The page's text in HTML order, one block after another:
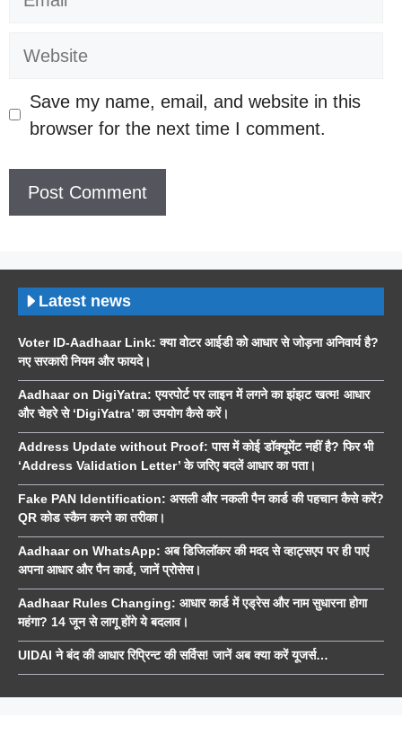
Website
Save my name, email, and website in this
browser for the next time I comment.
Latest news
Voter ID-Aadhaar Link: क्या वोटर आईडी को आधार से जोड़ना अनिवार्य है?
नए सरकारी नियम और फायदे।
Aadhaar on DigiYatra: एयरपोर्ट पर लाइन में लगने का झंझट खत्म! आधार
और चेहरे से ‘DigiYatra’ का उपयोग कैसे करें।
Address Update without Proof: पास में कोई डॉक्यूमेंट नहीं है? फिर भी
‘Address Validation Letter’ के जरिए बदलें आधार का पता।
Fake PAN Identification: असली और नकली पैन कार्ड की पहचान कैसे करें?
QR कोड स्कैन करने का तरीका।
Aadhaar on WhatsApp: अब डिजिलॉकर की मदद से व्हाट्सएप पर ही पाएं
अपना आधार और पैन कार्ड, जानें प्रोसेस।
Aadhaar Rules Changing: आधार कार्ड में एड्रेस और नाम सुधारना होगा
महंगा? 14 जून से लागू होंगे ये बदलाव।
UIDAI ने बंद की आधार रिप्रिन्ट की सर्विस! जानें अब क्या करें यूजर्स…